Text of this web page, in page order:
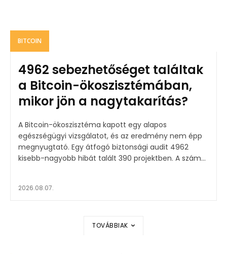
BITCOIN
4962 sebezhetőséget találtak
a Bitcoin-ökoszisztémában,
mikor jön a nagytakarítás?
A Bitcoin-ökoszisztéma kapott egy alapos
egészségügyi vizsgálatot, és az eredmény nem épp
megnyugtató. Egy átfogó biztonsági audit 4962
kisebb-nagyobb hibát talált 390 projektben. A szám...
2026.08.07.
TOVÁBBIAK